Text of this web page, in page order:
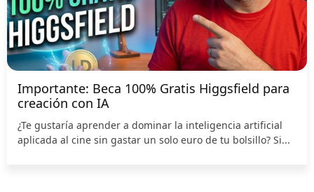
Importante: Beca 100% Gratis Higgsfield para
creación con IA
¿Te gustaría aprender a dominar la inteligencia artificial
aplicada al cine sin gastar un solo euro de tu bolsillo? Si...